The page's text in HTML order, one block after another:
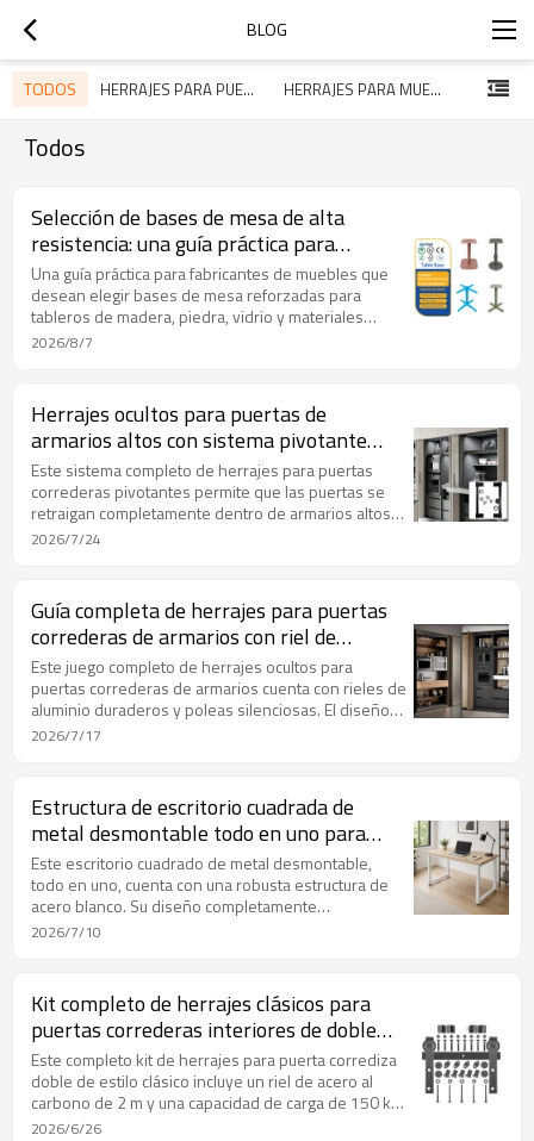
BLOG
TODOS HERRAJES PARA PUERTAS DE GRANERO HERRAJES PARA MUEBLES
Todos
Selección de bases de mesa de alta
resistencia: una guía práctica para
fabricantes de muebles.
Una guía práctica para fabricantes de muebles que
desean elegir bases de mesa reforzadas para
tableros de madera, piedra, vidrio y materiales
compuestos, con especial atención a la distribución
2026/8/7
Herrajes ocultos para puertas de
armarios altos con sistema pivotante
para despensas de cocina.
Este sistema completo de herrajes para puertas
correderas pivotantes permite que las puertas se
retraigan completamente dentro de armarios altos
de despensa. Su función de cierre suave evita los
minimalista impecable, ideal para cocinas modernas
integradas y proyectos de armarios de
almacenamiento de suelo a techo.
2026/7/24
Guía completa de herrajes para puertas
correderas de armarios con riel de
aluminio oculto
Este juego completo de herrajes ocultos para
puertas correderas de armarios cuenta con rieles de
aluminio duraderos y poleas silenciosas. El diseño
de riel oculto evita que la puerta se bloquee,
montaje, ideal para armarios de cocina altos hechos
a medida.
2026/7/17
Estructura de escritorio cuadrada de
metal desmontable todo en uno para
mesa de oficina en casa.
Este escritorio cuadrado de metal desmontable,
todo en uno, cuenta con una robusta estructura de
acero blanco. Su diseño completamente
desmontable facilita su transporte y
para escritorios de oficina en casa y proyectos de
mobiliario a medida.
2026/7/10
Kit completo de herrajes clásicos para
puertas correderas interiores de doble
hoja tipo granero.
Este completo kit de herrajes para puerta corrediza
doble de estilo clásico incluye un riel de acero al
carbono de 2 m y una capacidad de carga de 150 kg.
Acabado negro mate resistente a la corrosión,
2026/6/26